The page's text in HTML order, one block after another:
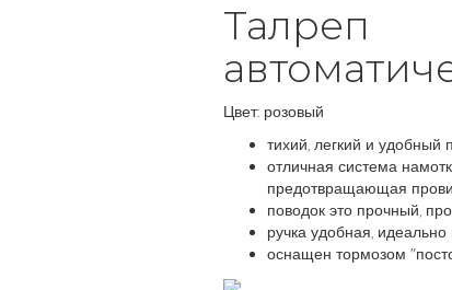
Талреп
Цвет: розовый
тихий, легкий и удобный
отличная система
предотвращающая
поводок это прочный,
ручка удобная,
оснащен тормозом